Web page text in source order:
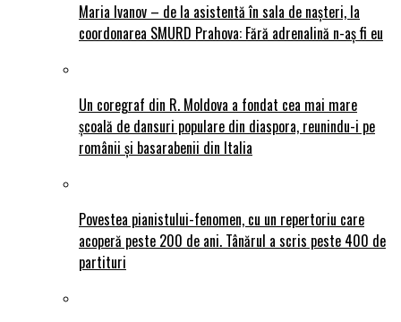
Maria Ivanov – de la asistentă în sala de nașteri, la
coordonarea SMURD Prahova: Fără adrenalină n-aș fi eu
Un coregraf din R. Moldova a fondat cea mai mare
școală de dansuri populare din diaspora, reunindu-i pe
românii și basarabenii din Italia
Povestea pianistului-fenomen, cu un repertoriu care
acoperă peste 200 de ani. Tânărul a scris peste 400 de
partituri